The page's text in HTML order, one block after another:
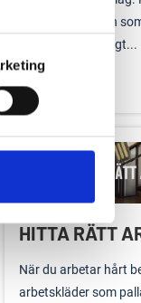
som gjord för den
snabbt och smidigt...
HITTA RÄTT
När du arbetar hårt
arbetskläder som